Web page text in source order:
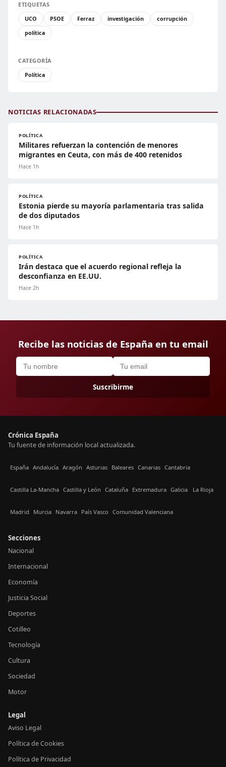
ETIQUETAS
UCO
PSOE Ferraz investigación
corrupción
política
CATEGORÍA
Política
NOTICIAS RELACIONADAS
POLÍTICA
Militares refuerzan la contención de menores
migrantes en Ceuta, con más de 400 retenidos
Hace 1h
POLÍTICA
Estonia pierde su mayoría parlamentaria tras salida
de dos diputados
Hace 1h
POLÍTICA
Irán destaca que el acuerdo regional refleja la
desconfianza en EE.UU.
Hace 2h
Recibe las noticias de España en tu email
Suscribirme
Crónica España
Tu fuente de información local actualizada.
España Andalucía Aragón Asturias Baleares Canarias Cantabria
Castilla La-Mancha Castilla y León Cataluña Extremadura Galicia La Rioja
Madrid Murcia Navarra País Vasco Comunidad Valenciana
Secciones
Nacional
Internacional
Economía
Justicia Social
Deportes
Cotilleo
Tecnología
Cultura
Sociedad
Motor
Legal
Aviso Legal
Política de Cookies
Política de Privacidad